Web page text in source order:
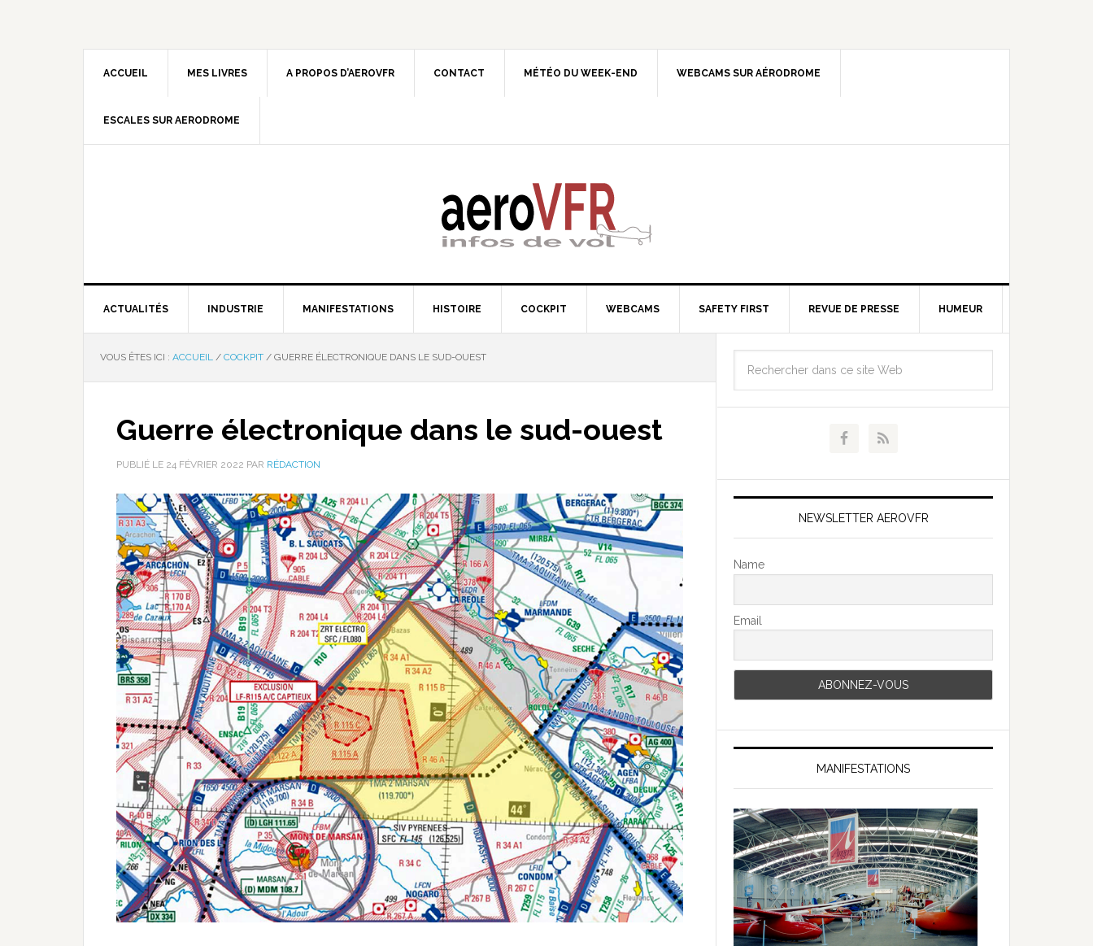
ACCUEIL MES LIVRES A PROPOS D’AEROVFR CONTACT MÉTÉO DU WEEK-END WEBCAMS SUR AÉRODROME
ESCALES SUR AERODROME
ACTUALITÉS INDUSTRIE MANIFESTATIONS HISTOIRE COCKPIT WEBCAMS SAFETY FIRST REVUE DE PRESSE HUMEUR
VOUS ÊTES ICI : ACCUEIL / COCKPIT / GUERRE ÉLECTRONIQUE DANS LE SUD-OUEST
Guerre électronique dans le sud-ouest
PUBLIÉ LE 24 FÉVRIER 2022 PAR RÉDACTION
NEWSLETTER AEROVFR
Name
Email
MANIFESTATIONS